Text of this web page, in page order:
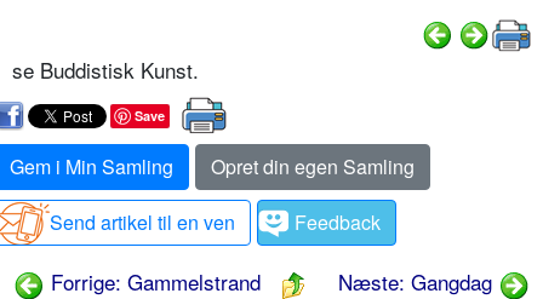
se Buddistisk Kunst.
Save
Gem i Min Samling
Opret din egen Samling
Send artikel til en ven
Feedback
Forrige: Gammelstrand
Næste: Gangdag